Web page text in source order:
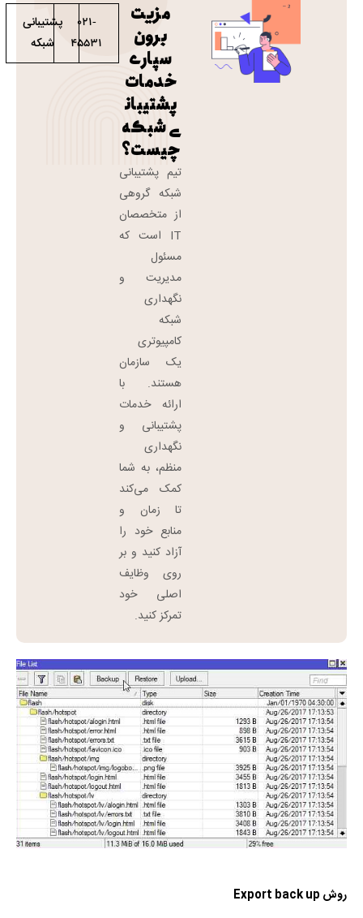
مزیت
برون
سپاری
خدمات
پشتیبان
ی شبکه
چیست؟
تیم پشتیبانی
شبکه گروهی
از متخصصان
IT است که
مسئول
مدیریت و
نگهداری
شبکه
کامپیوتری
یک سازمان
هستند. با
ارائه خدمات
پشتیبانی و
نگهداری
منظم، به شما
کمک می‌کند
تا زمان و
منابع خود را
آزاد کنید و بر
روی وظایف
اصلی خود
تمرکز کنید.
021-
45531
پشتیبانی
شبکه
روش Export back up